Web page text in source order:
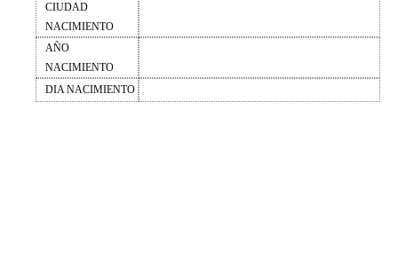
CIUDAD
NACIMIENTO
AÑO
NACIMIENTO
DIA NACIMIENTO